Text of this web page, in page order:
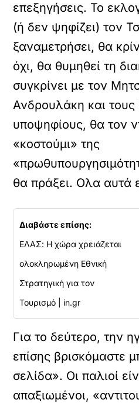
επεξηγήσεις. Το
(ή δεν ψηφίζει) τον
ξαναμετρήσει, θα
όχι, θα θυμηθεί τη
συγκρίνει με τον
Ανδρουλάκη και τους
υποψηφίους, θα τον
«κοστούμι» της
θα πράξει. Ολα αυτά
Διαβάστε επίσης:
ΕΛΑΣ: Η χώρα χρειάζεται
ολοκληρωμένη Εθνική
Στρατηγική για τον
Τουρισμό | in.gr
Για το δεύτερο, την
επίσης βρισκόμαστε
σελίδα». Οι παλιοί
απαξιωμένοι,